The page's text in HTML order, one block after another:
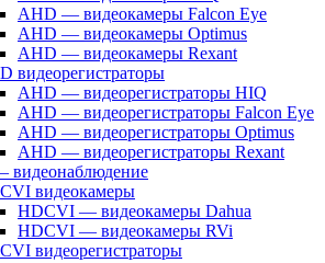
AHD — видеокамеры Falcon Eye
AHD — видеокамеры Optimus
AHD — видеокамеры Rexant
видеорегистраторы
AHD — видеорегистраторы HIQ
AHD — видеорегистраторы Falcon Eye
AHD — видеорегистраторы Optimus
AHD — видеорегистраторы Rexant
видеокамеры
HDCVI — видеокамеры Dahua
HDCVI — видеокамеры RVi
видеорегистраторы